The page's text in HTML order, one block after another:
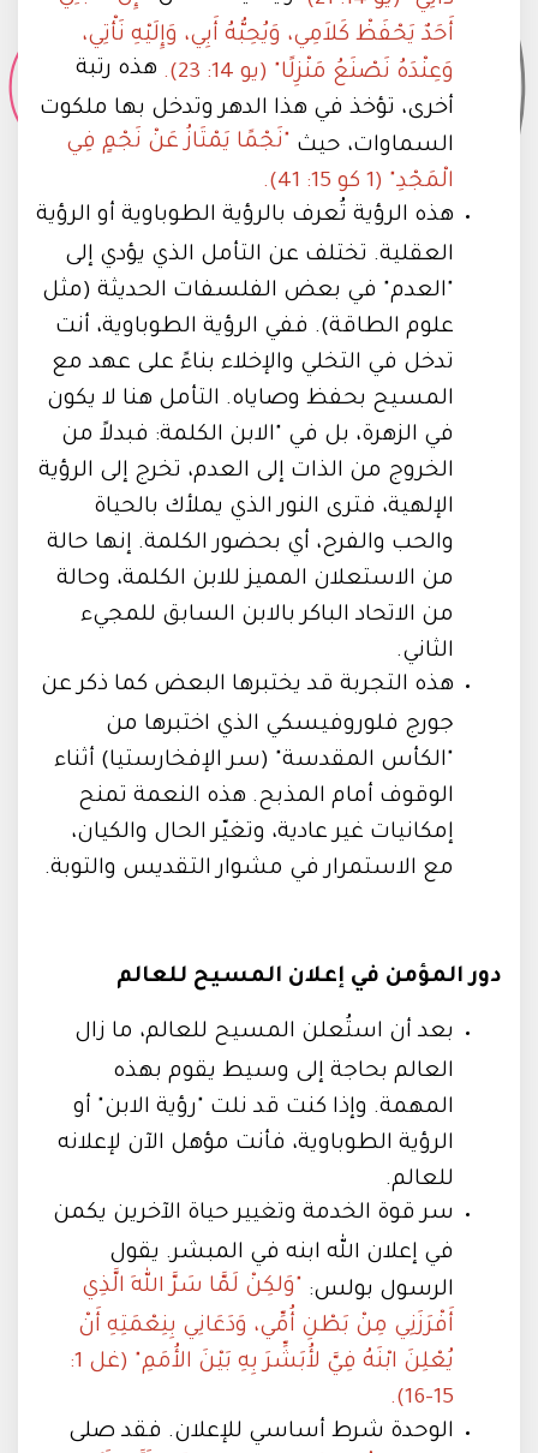
أَحَدٌ يَحْفَظْ كَلاَمِي، وَيُحِبُّهُ أَبِي، وَإِلَيْهِ نَأْتِي،
وَعِنْدَهُ نَصْنَعُ مَنْزِلًا" (يو 14: 23).
هذه رتبة
أخرى، تؤخذ في هذا الدهر وتدخل بها ملكوت
السماوات، حيث "نَجْمًا يَمْتَازُ عَنْ نَجْمٍ فِي
الْمَجْدِ" (1 كو 15: 41).
هذه الرؤية تُعرف بالرؤية الطوباوية أو الرؤية
العقلية. تختلف عن التأمل الذي يؤدي إلى
"العدم" في بعض الفلسفات الحديثة (مثل
علوم الطاقة). ففي الرؤية الطوباوية، أنت
تدخل في التخلي والإخلاء بناءً على عهد مع
المسيح بحفظ وصاياه. التأمل هنا لا يكون
في الزهرة، بل في "الابن الكلمة: فبدلاً من
الخروج من الذات إلى العدم، تخرج إلى الرؤية
الإلهية، فترى النور الذي يملأك بالحياة
والحب والفرح، أي بحضور الكلمة. إنها حالة
من الاستعلان المميز للابن الكلمة، وحالة
من الاتحاد الباكر بالابن السابق للمجيء
الثاني.
هذه التجربة قد يختبرها البعض كما ذكر عن
جورج فلوروفيسكي الذي اختبرها من
"الكأس المقدسة" (سر الإفخارستيا) أثناء
الوقوف أمام المذبح. هذه النعمة تمنح
إمكانيات غير عادية، وتغيّر الحال والكيان،
مع الاستمرار في مشوار التقديس والتوبة.
دور المؤمن في إعلان المسيح للعالم
بعد أن استُعلن المسيح للعالم، ما زال
العالم بحاجة إلى وسيط يقوم بهذه
المهمة. وإذا كنت قد نلت "رؤية الابن" أو
الرؤية الطوباوية، فأنت مؤهل الآن لإعلانه
للعالم.
سر قوة الخدمة وتغيير حياة الآخرين يكمن
في إعلان الله ابنه في المبشر. يقول
الرسول بولس: "وَلكِنْ لَمَّا سَرَّ اللهَ الَّذِي
أَفْرَزَنِي مِنْ بَطْنِ أُمِّي، وَدَعَانِي بِنِعْمَتِهِ أَنْ
يُعْلِنَ ابْنَهُ فِيَّ لأُبَشِّرَ بِهِ بَيْنَ الأُمَمِ" (غل 1:
15-16).
الوحدة شرط أساسي للإعلان. فقد صلى